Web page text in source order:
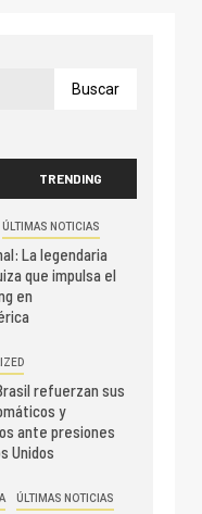
TRENDING
ÚLTIMAS NOTICIAS
La legendaria
que impulsa el
en
refuerzan sus
y
ante presiones
Unidos
ÚLTIMAS NOTICIAS